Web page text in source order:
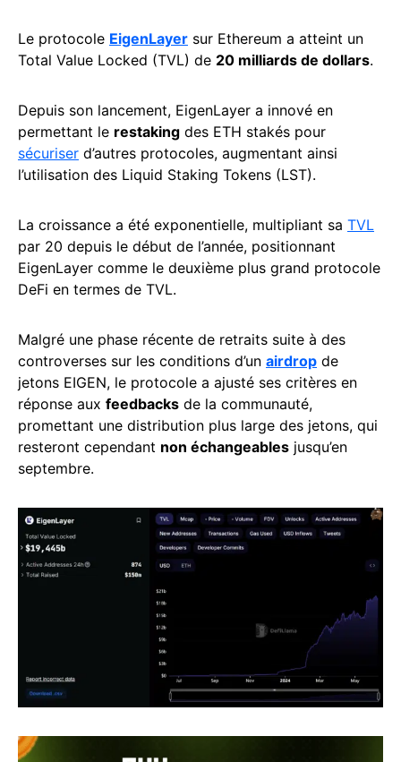
Le protocole EigenLayer sur Ethereum a atteint un
Total Value Locked (TVL) de 20 milliards de dollars.
Depuis son lancement, EigenLayer a innové en
permettant le restaking des ETH stakés pour
sécuriser d’autres protocoles, augmentant ainsi
l’utilisation des Liquid Staking Tokens (LST).
La croissance a été exponentielle, multipliant sa TVL
par 20 depuis le début de l’année, positionnant
EigenLayer comme le deuxième plus grand protocole
DeFi en termes de TVL.
Malgré une phase récente de retraits suite à des
controverses sur les conditions d’un airdrop de
jetons EIGEN, le protocole a ajusté ses critères en
réponse aux feedbacks de la communauté,
promettant une distribution plus large des jetons, qui
resteront cependant non échangeables jusqu’en
septembre.